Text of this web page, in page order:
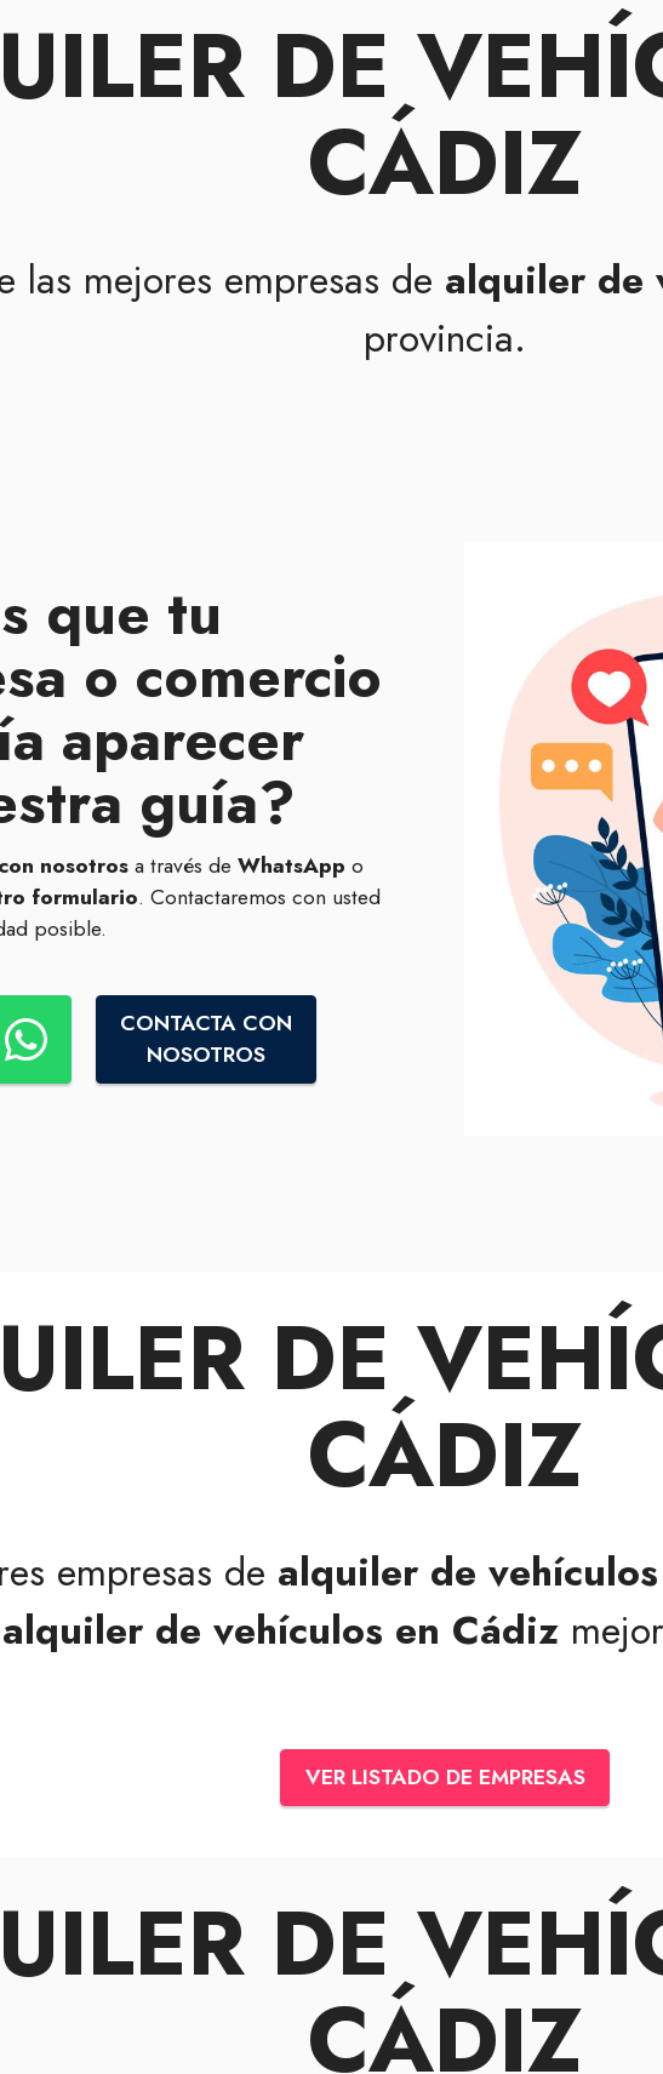
DE
CÁDIZ
las mejores empresas de alquiler de
provincia.
que tu
o comercio
aparecer
guía?
nosotrosa través de WhatsApp o
formulario. Contactaremos con usted
posible.
CONTACTA CON
NOSOTROS
DE
CÁDIZ
empresas de alquiler de
alquiler de vehículos en Cádiz
VER LISTADO DE EMPRESAS
DE
CÁDIZ